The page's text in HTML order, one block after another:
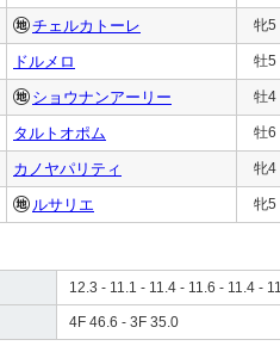
チェルカトーレ 牝5
ドルメロ 牡5
ショウナンアーリー 牡4
タルトオポム 牡6
カノヤパリティ 牝4
ルサリエ 牝5
12.3 - 11.1 - 11.4 - 11.6 - 11.4 -
4F 46.6 - 3F 35.0